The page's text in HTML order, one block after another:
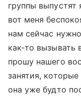
группы выпустят
вот меня
нам сейчас
как-то вызывать
прошу нашего
занятия,
она уже будто